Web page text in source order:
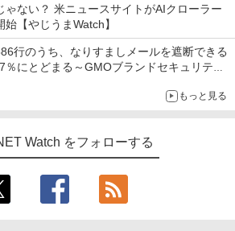
ゃない？ 米ニュースサイトがAIクローラー
【やじうまWatch】
行のうち、なりすましメールを遮断できる
にとどまる～GMOブランドセキュリティ
もっと見る
Watch をフォローする